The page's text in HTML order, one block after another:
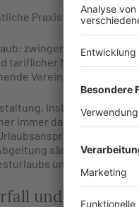
Praxis ergibt sich
zwingend,
tariflicher Mehrurlaub
Vereinbarungen
insbesondere bei
immer dann, wenn
sämtlicher
unwirksam wäre.
und -verzicht